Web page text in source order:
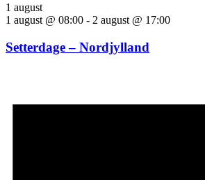
1 august
1 august @ 08:00 - 2 august @ 17:00
Setterdage – Nordjylland